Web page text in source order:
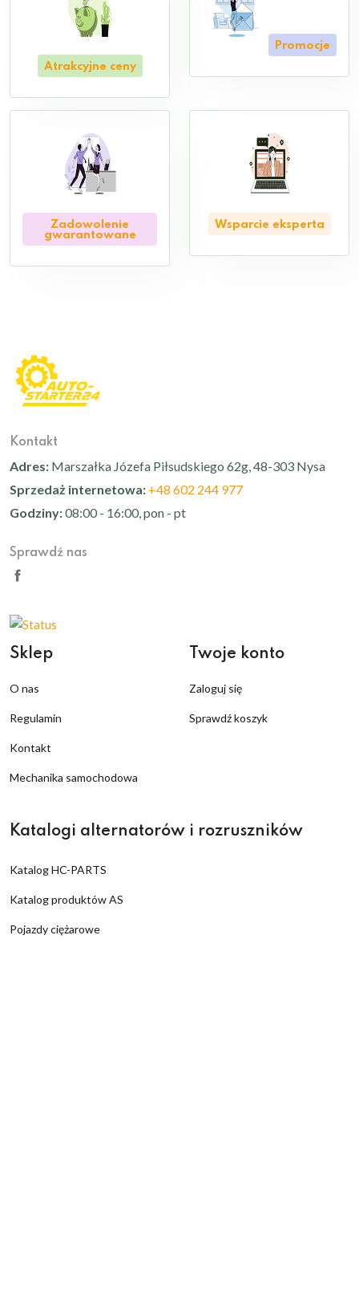
Atrakcyjne ceny
Promocje
Zadowolenie
gwarantowane
Wsparcie eksperta
Kontakt
Adres: Marszałka Józefa Piłsudskiego 62g, 48-303 Nysa
Sprzedaż internetowa: +48 602 244 977
Godziny:08:00 - 16:00, pon - pt
Sprawdź nas
Sklep
O nas
Regulamin
Kontakt
Mechanika samochodowa
Twoje konto
Zaloguj się
Sprawdź koszyk
Katalogi alternatorów i rozruszników
Katalog HC-PARTS
Katalog produktów AS
Pojazdy ciężarowe